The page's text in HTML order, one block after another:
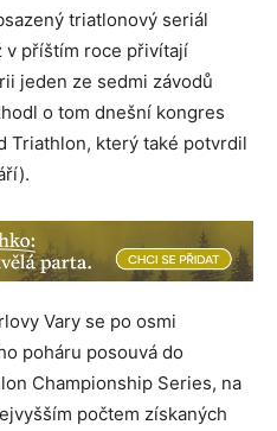
triatlonový seriál
v příštím roce přivítají
jeden ze sedmi závodů
o tom dnešní kongres
Triathlon, který také potvrdil
Vary se po osmi
poháru posouvá do
Championship Series, na
počtem získaných